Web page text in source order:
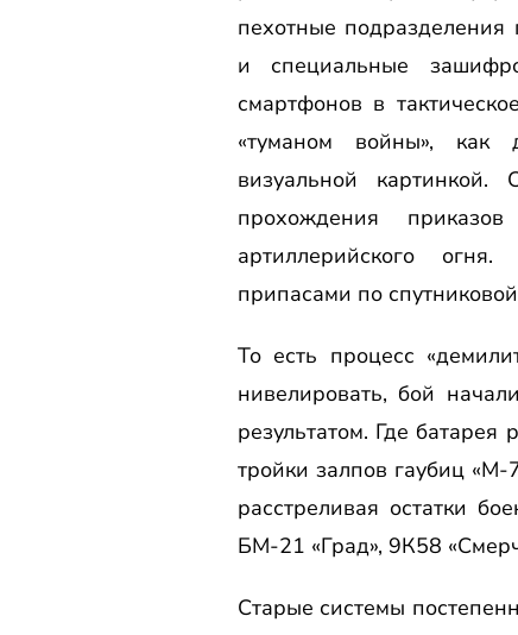
пехотные
и специальные
смартфонов в
«туманом войны»,
визуальной
прохождения
артиллерийского
припасами по
То есть процесс
нивелировать, бой
результатом. Где
тройки залпов гаубиц
расстреливая остатки
БМ-21 «Град», 9К58
Старые системы